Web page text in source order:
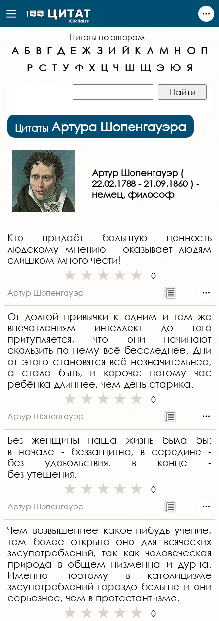
Цитаты по авторам
А Б В Г Д Е Ж З И Й К Л М Н О П
Р С Т У Ф Х Ц Ч Ш Щ Э Ю Я
Цитаты Артура Шопенгауэра
Артур Шопенгауэр (
22.02.1788 - 21.09.1860 ) -
немец, философ
Кто придаёт большую ценность
людскому мнению - оказывает людям
слишком много чести!
0
Артур Шопенгауэр
От долгой привычки к одним и тем же
впечатлениям интеллект до того
притупляется, что они начинают
скользить по нему всё бесследнее. Дни
от этого становятся всё незначительнее,
а стало быть, и короче: потому час
ребёнка длиннее, чем день старика.
0
Артур Шопенгауэр
Без женщины наша жизнь была бы:
в начале - беззащитна, в середине -
без удовольствия, в конце -
без утешения.
0
Артур Шопенгауэр
Чем возвышеннее какое-нибудь учение,
тем более открыто оно для всяческих
злоупотреблений, так как человеческая
природа в общем низменна и дурна.
Именно поэтому в католицизме
злоупотреблений гораздо больше и они
серьезнее, чем в протестантизме.
0